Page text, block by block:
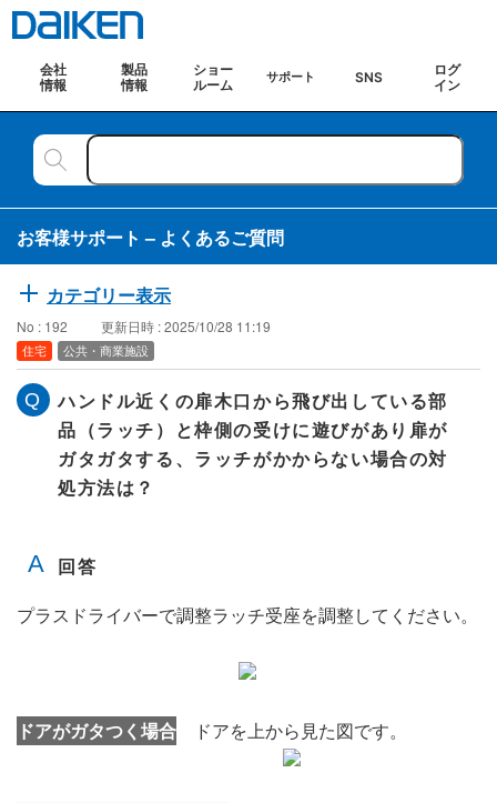
会社
情報
製品
情報
ショー
ルーム
サポート SNS
ログ
イン
お客様サポート – よくあるご質問
カテゴリー表示
No : 192 更新日時 : 2025/10/28 11:19
住宅 公共・商業施設
ハンドル近くの扉木口から飛び出している部
品（ラッチ）と枠側の受けに遊びがあり扉が
ガタガタする、ラッチがかからない場合の対
処方法は？
プラスドライバーで調整ラッチ受座を調整してください。
ドアがガタつく場合 ドアを上から見た図です。